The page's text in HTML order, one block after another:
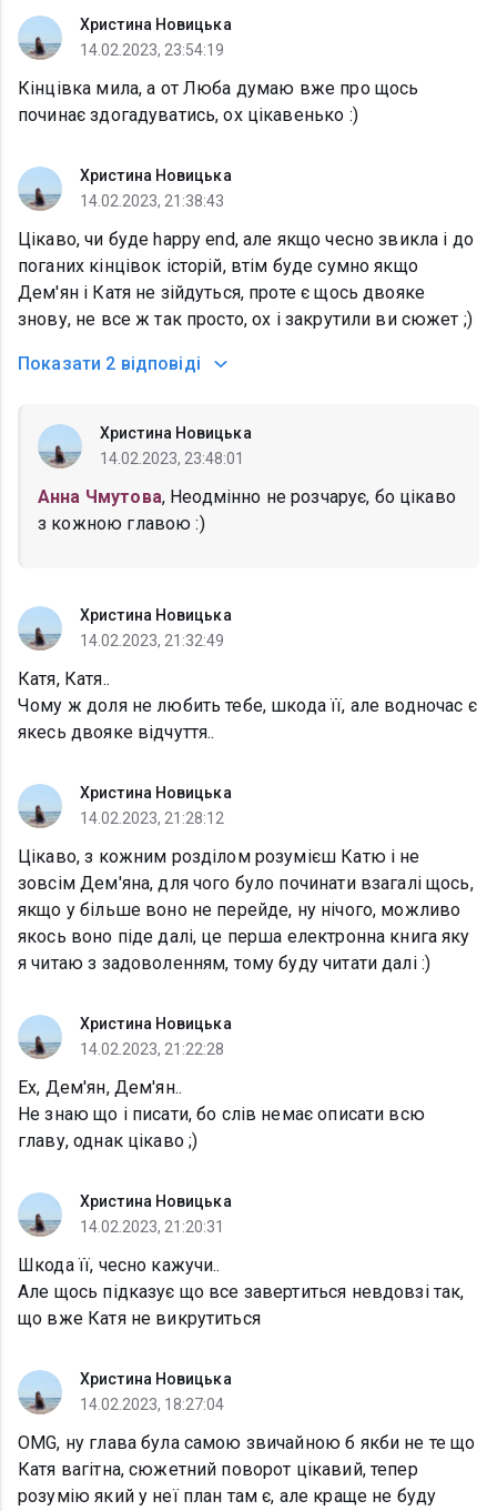
Христина Новицька
14.02.2023, 23:54:19
Кінцівка мила, а от Люба думаю вже про щось
починає здогадуватись, ох цікавенько :)
Христина Новицька
14.02.2023, 21:38:43
Цікаво, чи буде happy end, але якщо чесно звикла і до
поганих кінцівок історій, втім буде сумно якщо
Дем'ян і Катя не зійдуться, проте є щось двояке
знову, не все ж так просто, ох і закрутили ви сюжет ;)
Показати 2 відповіді
Христина Новицька
14.02.2023, 23:48:01
Анна Чмутова, Неодмінно не розчарує, бо цікаво
з кожною главою :)
Христина Новицька
14.02.2023, 21:32:49
Катя, Катя..
Чому ж доля не любить тебе, шкода її, але водночас є
якесь двояке відчуття..
Христина Новицька
14.02.2023, 21:28:12
Цікаво, з кожним розділом розумієш Катю і не
зовсім Дем'яна, для чого було починати взагалі щось,
якщо у більше воно не перейде, ну нічого, можливо
якось воно піде далі, це перша електронна книга яку
я читаю з задоволенням, тому буду читати далі :)
Христина Новицька
14.02.2023, 21:22:28
Ех, Дем'ян, Дем'ян..
Не знаю що і писати, бо слів немає описати всю
главу, однак цікаво ;)
Христина Новицька
14.02.2023, 21:20:31
Шкода її, чесно кажучи..
Але щось підказує що все завертиться невдовзі так,
що вже Катя не викрутиться
Христина Новицька
14.02.2023, 18:27:04
OMG, ну глава була самою звичайною б якби не те що
Катя вагітна, сюжетний поворот цікавий, тепер
розумію який у неї план там є, але краще не буду